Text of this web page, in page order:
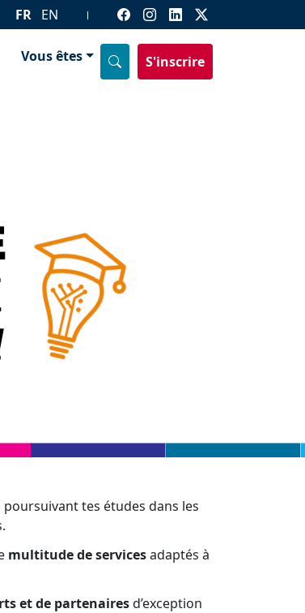
FR EN
Vous êtes S'inscrire
tes études dans les
multitude de servicesadaptés à
et de partenairesd’exception